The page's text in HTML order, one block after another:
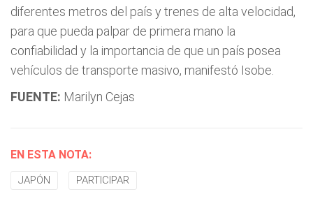
diferentes metros del país y trenes de alta velocidad,
para que pueda palpar de primera mano la
confiabilidad y la importancia de que un país posea
vehículos de transporte masivo, manifestó Isobe.
FUENTE: Marilyn Cejas
EN ESTA NOTA:
JAPÓN PARTICIPAR